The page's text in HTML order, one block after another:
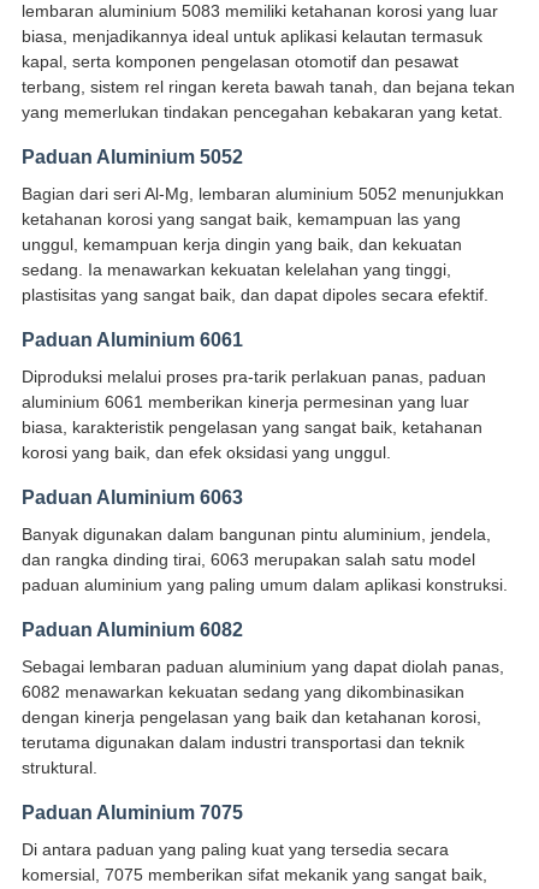
lembaran aluminium 5083 memiliki ketahanan korosi yang luar
biasa, menjadikannya ideal untuk aplikasi kelautan termasuk
kapal, serta komponen pengelasan otomotif dan pesawat
terbang, sistem rel ringan kereta bawah tanah, dan bejana tekan
yang memerlukan tindakan pencegahan kebakaran yang ketat.
Paduan Aluminium 5052
Bagian dari seri Al-Mg, lembaran aluminium 5052 menunjukkan
ketahanan korosi yang sangat baik, kemampuan las yang
unggul, kemampuan kerja dingin yang baik, dan kekuatan
sedang. Ia menawarkan kekuatan kelelahan yang tinggi,
plastisitas yang sangat baik, dan dapat dipoles secara efektif.
Paduan Aluminium 6061
Diproduksi melalui proses pra-tarik perlakuan panas, paduan
aluminium 6061 memberikan kinerja permesinan yang luar
biasa, karakteristik pengelasan yang sangat baik, ketahanan
korosi yang baik, dan efek oksidasi yang unggul.
Paduan Aluminium 6063
Banyak digunakan dalam bangunan pintu aluminium, jendela,
dan rangka dinding tirai, 6063 merupakan salah satu model
paduan aluminium yang paling umum dalam aplikasi konstruksi.
Paduan Aluminium 6082
Sebagai lembaran paduan aluminium yang dapat diolah panas,
6082 menawarkan kekuatan sedang yang dikombinasikan
dengan kinerja pengelasan yang baik dan ketahanan korosi,
terutama digunakan dalam industri transportasi dan teknik
struktural.
Paduan Aluminium 7075
Di antara paduan yang paling kuat yang tersedia secara
komersial, 7075 memberikan sifat mekanik yang sangat baik,